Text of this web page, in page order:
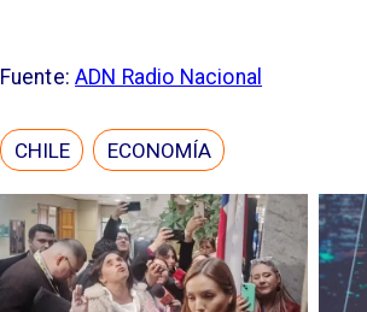
Fuente:ADN Radio Nacional
CHILE ECONOMÍA